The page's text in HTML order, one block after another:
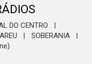
DO CENTRO
SOBERANIA